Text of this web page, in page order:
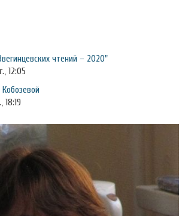
чтений – 2020"
12:05
18:19